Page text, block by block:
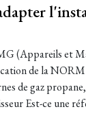
(Appareils et
de la
de gaz
Est-ce une